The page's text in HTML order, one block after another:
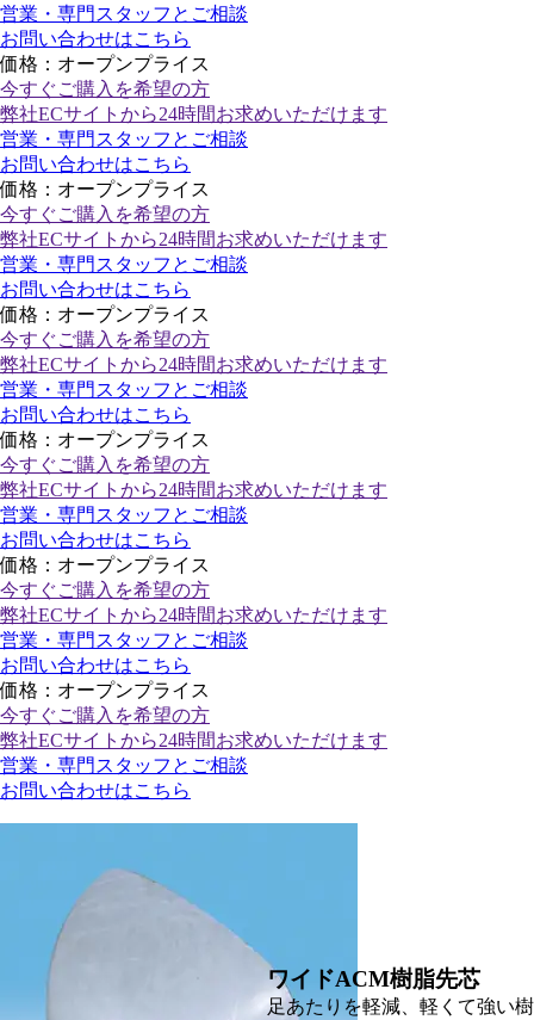
営業・専門スタッフとご相談
お問い合わせはこちら
価格：オープンプライス
今すぐご購入 を希望の方
弊社ECサイトから24時間お求めいただけます
営業・専門スタッフとご相談
お問い合わせはこちら
価格：オープンプライス
今すぐご購入 を希望の方
弊社ECサイトから24時間お求めいただけます
営業・専門スタッフとご相談
お問い合わせはこちら
価格：オープンプライス
今すぐご購入 を希望の方
弊社ECサイトから24時間お求めいただけます
営業・専門スタッフとご相談
お問い合わせはこちら
価格：オープンプライス
今すぐご購入 を希望の方
弊社ECサイトから24時間お求めいただけます
営業・専門スタッフとご相談
お問い合わせはこちら
価格：オープンプライス
今すぐご購入 を希望の方
弊社ECサイトから24時間お求めいただけます
営業・専門スタッフとご相談
お問い合わせはこちら
価格：オープンプライス
今すぐご購入 を希望の方
弊社ECサイトから24時間お求めいただけます
営業・専門スタッフとご相談
お問い合わせはこちら
ワイドACM樹脂先芯
足あたりを軽減、軽くて強い樹